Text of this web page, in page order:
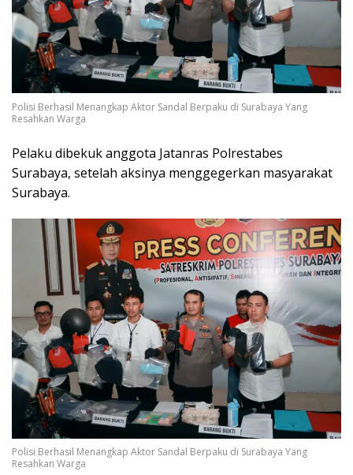
Polisi Berhasil Menangkap Aktor Sandal Berpaku di Surabaya Yang
Resahkan Warga
Pelaku dibekuk anggota Jatanras Polrestabes
Surabaya, setelah aksinya menggegerkan masyarakat
Surabaya.
Polisi Berhasil Menangkap Aktor Sandal Berpaku di Surabaya Yang
Resahkan Warga